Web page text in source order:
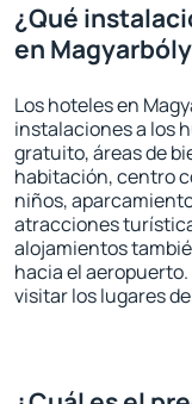
¿Qué
en
Los hoteles en
instalaciones a los
gratuito, áreas de
habitación, centro
niños,
atracciones
alojamientos
hacia el
visitar los lugares